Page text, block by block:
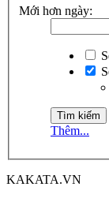
Mới hơn ngày:
Thêm...
KAKATA.VN